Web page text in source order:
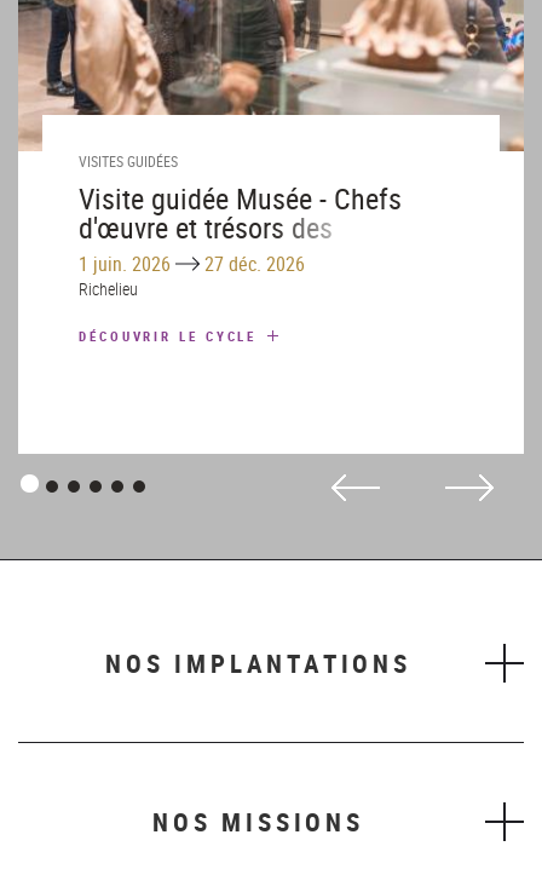
VISITES GUIDÉES
Visite guidée Musée - Chefs
d'œuvre et trésors des
collections
1 juin. 2026 Until27 déc. 2026
Richelieu
DÉCOUVRIR LE CYCLE
Panneau
Panneau
Panneau
Panneau
Panneau
Panneau
NOS IMPLANTATIONS
NOS MISSIONS